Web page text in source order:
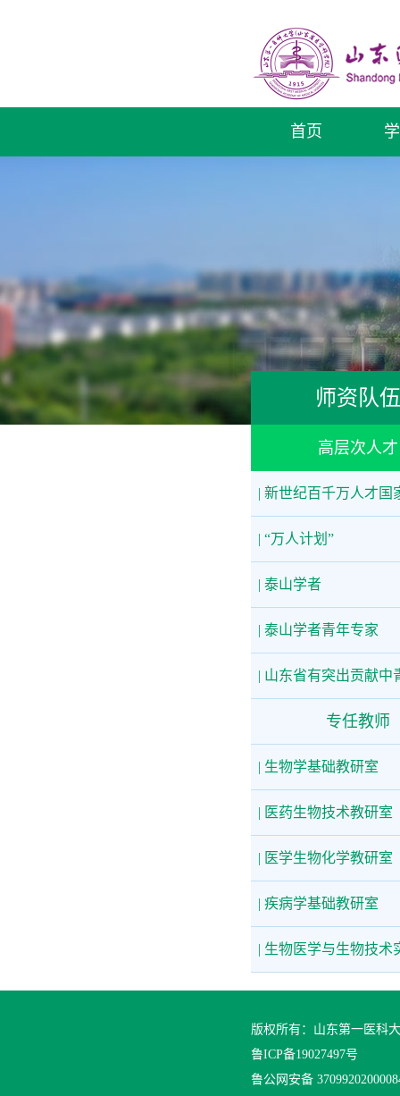
首页
师资队伍
高层次人才
| 新世纪百千万人才国
| “万人计划”
| 泰山学者
| 泰山学者青年专家
| 山东省有突出贡献中
专任教师
| 生物学基础教研室
| 医药生物技术教研室
| 医学生物化学教研室
| 疾病学基础教研室
| 生物医学与生物技术
版权所有：山东第一医科
鲁ICP备19027497号
鲁公网安备